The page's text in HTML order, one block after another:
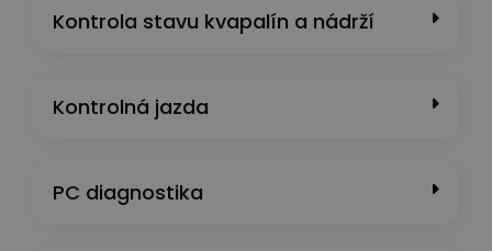
Kontrola stavu kvapalín a nádrží
Kontrolná jazda
PC diagnostika